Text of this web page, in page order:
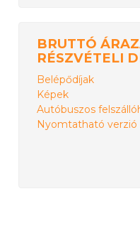
BRUTTÓ
RÉSZVÉTELI
Belépődíjak
Képek
Autóbuszos
Nyomtatható verzió